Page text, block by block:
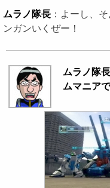
ムラノ隊長 ：よーし、
ンガンいくぜー！
ムラノ隊
ムマニア